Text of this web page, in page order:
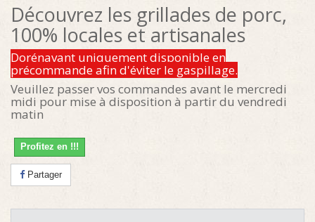
Découvrez les grillades de porc,
100% locales et artisanales
Dorénavant uniquement disponible en
précommande afin d'éviter le gaspillage.
Veuillez passer vos commandes avant le mercredi
midi pour mise à disposition à partir du vendredi
matin
Profitez en !!!
Partager